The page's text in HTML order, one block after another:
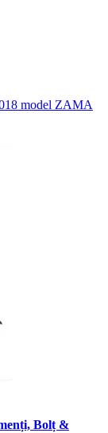
model ZAMA
Bolț &